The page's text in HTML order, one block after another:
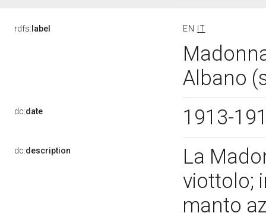
rdfs: label EN IT
Albano
dc:date 1913-
dc:description
La
viottolo;
manto